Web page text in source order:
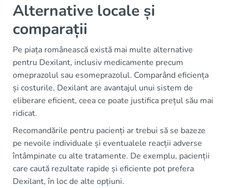
Alternative locale și
comparații
Pe piața românească există mai multe alternative
pentru Dexilant, inclusiv medicamente precum
omeprazolul sau esomeprazolul. Comparând eficiența
și costurile, Dexilant are avantajul unui sistem de
eliberare eficient, ceea ce poate justifica prețul său mai
ridicat.
Recomandările pentru pacienți ar trebui să se bazeze
pe nevoile individuale și eventualele reacții adverse
întâmpinate cu alte tratamente. De exemplu, pacienții
care caută rezultate rapide și eficiente pot prefera
Dexilant, în loc de alte opțiuni.